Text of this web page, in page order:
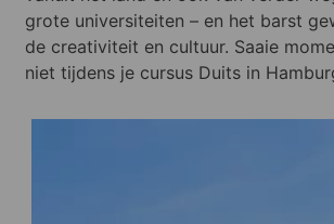
grote universiteiten – en het barst
de creativiteit en cultuur. Saaie
niet tijdens je cursus Duits in